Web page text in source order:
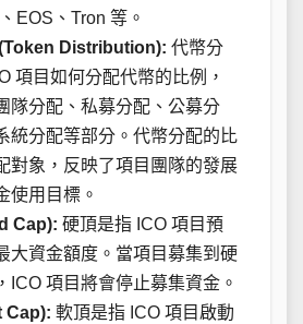
EOS、Tron 等。
Distribution): 代幣分
項目如何分配代幣的比例，
隊分配、私募分配、公募分
統分配等部分。代幣分配的比
對象，反映了項目團隊的發展
使用目標。
Cap): 硬頂是指 ICO 項目預
大資金額度。當項目募集到硬
ICO 項目將會停止募集資金。
Cap): 軟頂是指 ICO 項目啟動